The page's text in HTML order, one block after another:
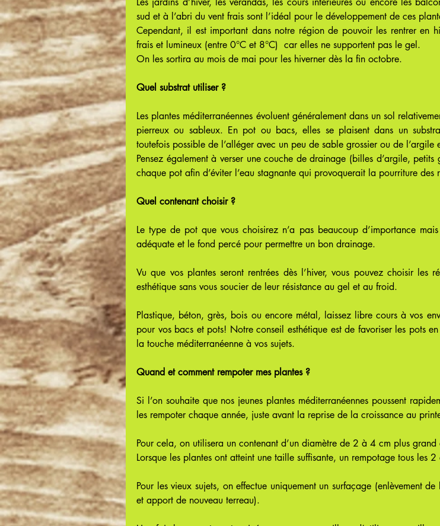
sud et à l’abri du vent frais sont l’idéal pour le développement de ces
Cependant, il est important dans notre région de pouvoir les rentrer en
frais et lumineux (entre 0°C et 8°C)  car elles ne supportent pas le gel.
On les sortira au mois de mai pour les hiverner dès la fin octobre.
Quel substrat utiliser ?
Les plantes méditerranéennes évoluent généralement dans un sol
pierreux ou sableux. En pot ou bacs, elles se plaisent dans un
toutefois possible de l’alléger avec un peu de sable grossier ou de l’argile
Pensez également à verser une couche de drainage (billes d’argile,
chaque pot afin d’éviter l’eau stagnante qui provoquerait la pourriture des
Quel contenant choisir ?
Le type de pot que vous choisirez n’a pas beaucoup d’importance
adéquate et le fond percé pour permettre un bon drainage.
Vu que vos plantes seront rentrées dès l’hiver, vous pouvez choisir les
esthétique sans vous soucier de leur résistance au gel et au froid.
Plastique, béton, grès, bois ou encore métal, laissez libre cours à vos
pour vos bacs et pots! Notre conseil esthétique est de favoriser les pots
la touche méditerranéenne à vos sujets.
Quand et comment rempoter mes plantes ?
Si l’on souhaite que nos jeunes plantes méditerranéennes poussent
les rempoter chaque année, juste avant la reprise de la croissance au
Pour cela, on utilisera un contenant d’un diamètre de 2 à 4 cm plus
Lorsque les plantes ont atteint une taille suffisante, un rempotage tous les
Pour les vieux sujets, on effectue uniquement un surfaçage (enlèvement
et apport de nouveau terreau).